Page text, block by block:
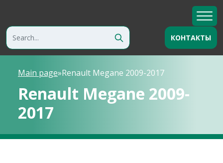
КОНТАКТЫ
Main page»Renault Megane 2009-2017
Renault Megane 2009-
2017